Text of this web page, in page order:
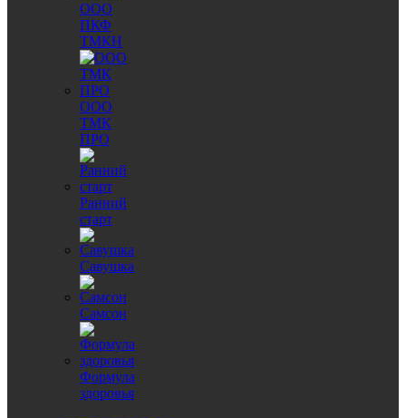
ООО
ПКФ
ТМКН
ООО
ТМК
ПРО
Ранний
старт
Савушка
Самсон
Формула
здоровья